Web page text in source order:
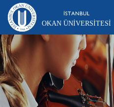
OKAN ÜNIVERSITESI